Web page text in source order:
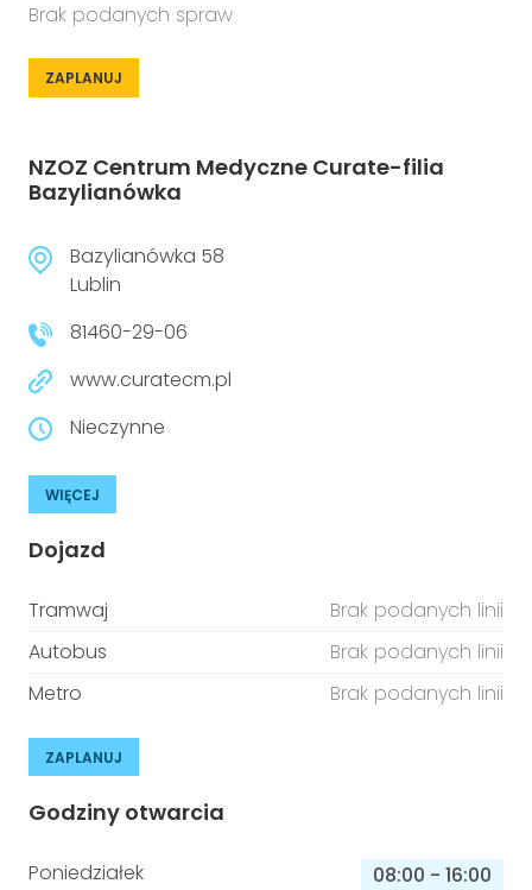
Brak podanych spraw
ZAPLANUJ
NZOZ Centrum Medyczne Curate-filia
Bazylianówka
Bazylianówka 58
Lublin
81460-29-06
www.curatecm.pl
Nieczynne
WIĘCEJ
Dojazd
Tramwaj
Brak podanych linii
Autobus
Brak podanych linii
Metro
Brak podanych linii
ZAPLANUJ
Godziny otwarcia
Poniedziałek 08:00 - 16:00